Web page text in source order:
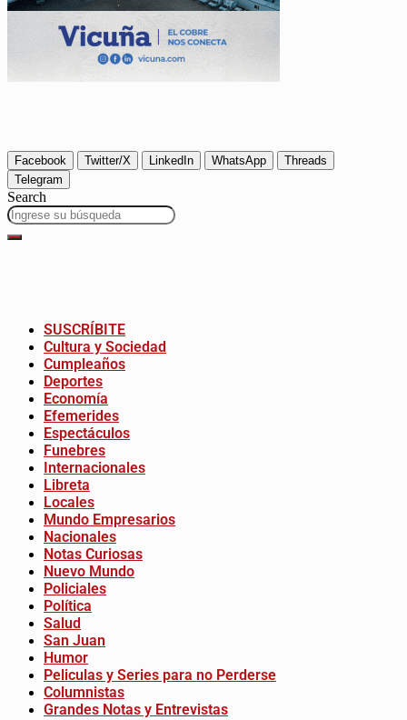
Facebook Twitter/X LinkedIn WhatsApp
Threads
Telegram
Search
SUSCRÍBITE
Cultura y Sociedad
Cumpleaños
Deportes
Economía
Efemerides
Espectáculos
Funebres
Internacionales
Libreta
Locales
Mundo Empresarios
Nacionales
Notas Curiosas
Nuevo Mundo
Policiales
Política
Salud
San Juan
Humor
Peliculas y Series para no Perderse
Columnistas
Grandes Notas y Entrevistas